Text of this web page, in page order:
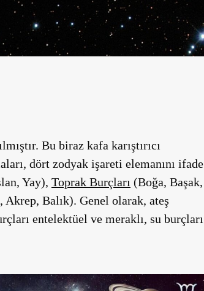
Bu biraz kafa karıştırıcı
dört zodyak işareti elemanını ifade
Yay), Toprak Burçları (Boğa, Başak,
Balık). Genel olarak, ateş
entelektüel ve meraklı, su burçları